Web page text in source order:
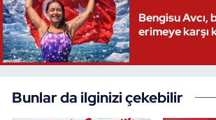
Bengisu Avcı,
erimeye karşı
Bunlar da ilginizi çekebilir